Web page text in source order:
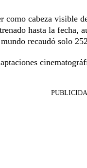
cabeza visible
hasta la fecha,
recaudó solo